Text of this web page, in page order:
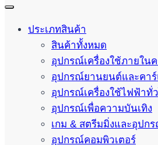
ประเภทสินค้า
สินค้าทั้งหมด
อุปกรณ์เครื่องใช้ภายใน
อุปกรณ์ยานยนต์และคา
อุปกรณ์เครื่องใช้ไฟฟ้าทั่
อุปกรณ์เพื่อความบันเทิง
เกม & สตรีมมิ่งและอุปก
อุปกรณ์คอมพิวเตอร์